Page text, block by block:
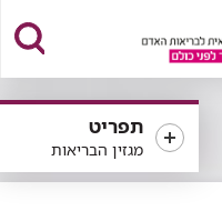
תפריט
מגזין הבריאות